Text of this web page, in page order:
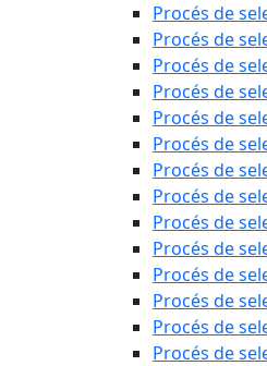
Procés de
Procés de
Procés de
Procés de
Procés de
Procés de
Procés de
Procés de
Procés de
Procés de
Procés de
Procés de
Procés de
Procés de